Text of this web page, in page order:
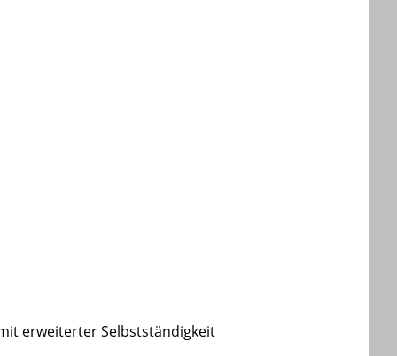
erweiterter Selbstständigkeit